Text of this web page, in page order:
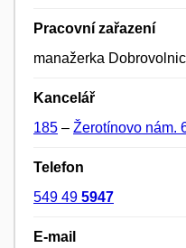
Pracovní zařazení
manažerka
Kancelář
185 – Žerotínovo nám.
Telefon
549 49 5947
E-mail